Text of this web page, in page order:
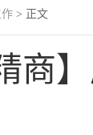
> 正文
商